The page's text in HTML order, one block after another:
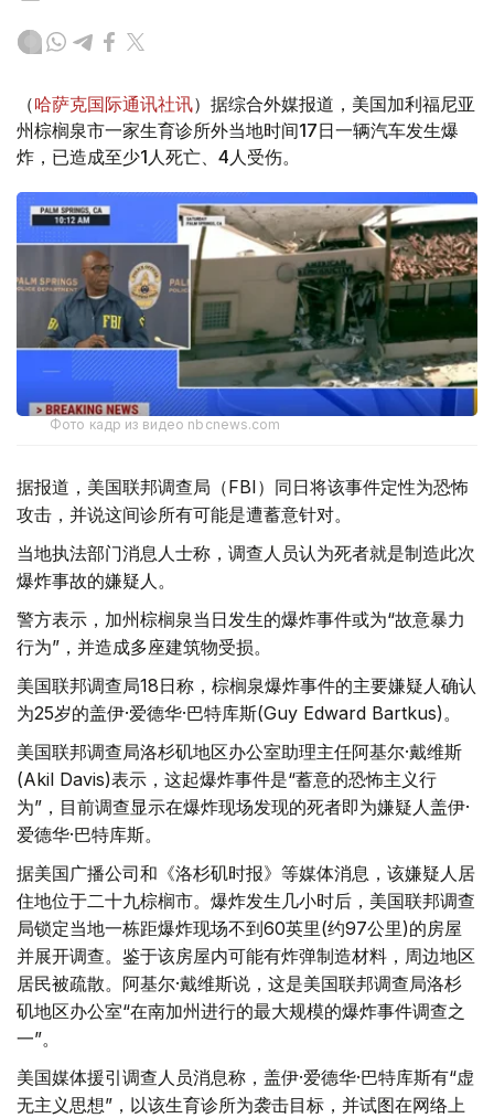
（哈萨克国际通讯社讯）据综合外媒报道，美国加利福尼亚
州棕榈泉市一家生育诊所外当地时间17日一辆汽车发生爆
炸，已造成至少1人死亡、4人受伤。
Фото кадр из видео nbcnews.com
据报道，美国联邦调查局（FBI）同日将该事件定性为恐怖
攻击，并说这间诊所有可能是遭蓄意针对。
当地执法部门消息人士称，调查人员认为死者就是制造此次
爆炸事故的嫌疑人。
警方表示，加州棕榈泉当日发生的爆炸事件或为“故意暴力
行为”，并造成多座建筑物受损。
美国联邦调查局18日称，棕榈泉爆炸事件的主要嫌疑人确认
为25岁的盖伊·爱德华·巴特库斯(Guy Edward Bartkus)。
美国联邦调查局洛杉矶地区办公室助理主任阿基尔·戴维斯
(Akil Davis)表示，这起爆炸事件是“蓄意的恐怖主义行
为”，目前调查显示在爆炸现场发现的死者即为嫌疑人盖伊·
爱德华·巴特库斯。
据美国广播公司和《洛杉矶时报》等媒体消息，该嫌疑人居
住地位于二十九棕榈市。爆炸发生几小时后，美国联邦调查
局锁定当地一栋距爆炸现场不到60英里(约97公里)的房屋
并展开调查。鉴于该房屋内可能有炸弹制造材料，周边地区
居民被疏散。阿基尔·戴维斯说，这是美国联邦调查局洛杉
矶地区办公室“在南加州进行的最大规模的爆炸事件调查之
一”。
美国媒体援引调查人员消息称，盖伊·爱德华·巴特库斯有“虚
无主义思想”，以该生育诊所为袭击目标，并试图在网络上